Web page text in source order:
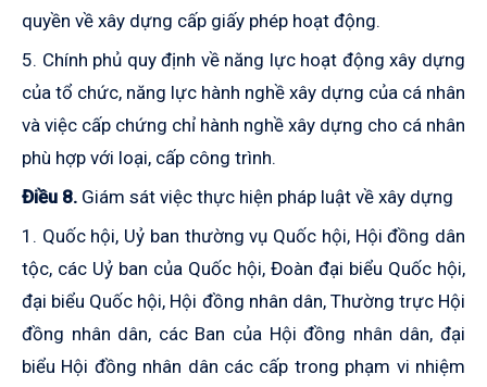
quyền về xây dựng cấp giấy phép hoạt động.
5. Chính phủ quy định về năng lực hoạt động xây dựng
của tổ chức, năng lực hành nghề xây dựng của cá nhân
và việc cấp chứng chỉ hành nghề xây dựng cho cá nhân
phù hợp với loại, cấp công trình.
Điều 8. Giám sát việc thực hiện pháp luật về xây dựng
1. Quốc hội, Uỷ ban thường vụ Quốc hội, Hội đồng dân
tộc, các Uỷ ban của Quốc hội, Đoàn đại biểu Quốc hội,
đại biểu Quốc hội, Hội đồng nhân dân, Thường trực Hội
đồng nhân dân, các Ban của Hội đồng nhân dân, đại
biểu Hội đồng nhân dân các cấp trong phạm vi nhiệm